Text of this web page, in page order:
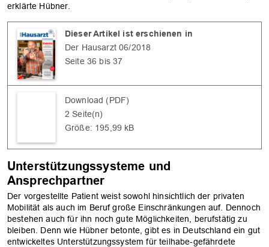
erklärte Hübner.
Dieser Artikel ist erschienen in
Der Hausarzt 06/2018
Seite 36 bis 37
Download (PDF)
2 Seite(n)
Größe: 195,99 kB
Unterstützungssysteme und
Ansprechpartner
Der vorgestellte Patient weist sowohl hinsichtlich der privaten
Mobilität als auch im Beruf große Einschränkungen auf. Dennoch
bestehen auch für ihn noch gute Möglichkeiten, berufstätig zu
bleiben. Denn wie Hübner betonte, gibt es in Deutschland ein gut
entwickeltes Unterstützungssystem für teilhabe-gefährdete